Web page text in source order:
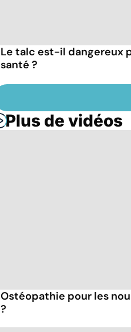
Le talc est-il dangereux
santé ?
Plus de vidéos
Ostéopathie pour les
?